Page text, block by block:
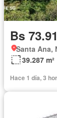
Bs
Santa Ana,
39.287 m²
Hace 1 día, 3